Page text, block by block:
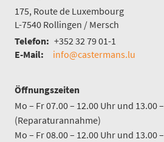
175, Route de Luxembourg
L-7540 Rollingen / Mersch
Telefon: +352 32 79 01-1
E-Mail:
info@castermans.lu
Öffnungszeiten
Mo – Fr 07.00 – 12.00 Uhr und 13.00
(Reparaturannahme)
Mo – Fr 08.00 – 12.00 Uhr und 13.00